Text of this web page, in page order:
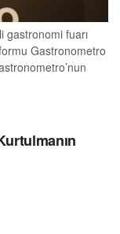
gastronomi fuarı
Gastronometro
tadım aktiviteleri
yine bu stantlardan